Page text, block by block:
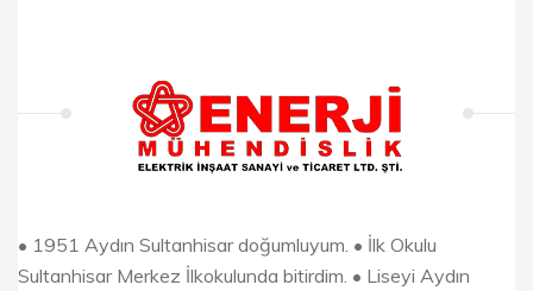
• 1951 Aydın Sultanhisar doğumluyum. • İlk Okulu
Sultanhisar Merkez İlkokulunda bitirdim. • Liseyi Aydın